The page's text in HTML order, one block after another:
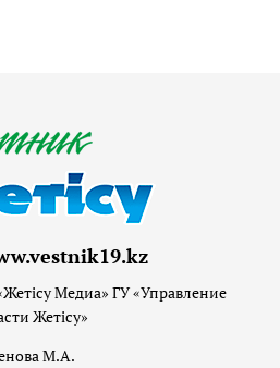
Медиа» ГУ «Управление
Жетісу»
М.А.